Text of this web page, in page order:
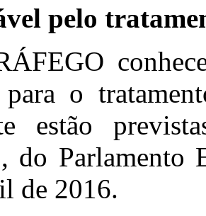
pelo
o
estão
do Parlamento
de 2016.